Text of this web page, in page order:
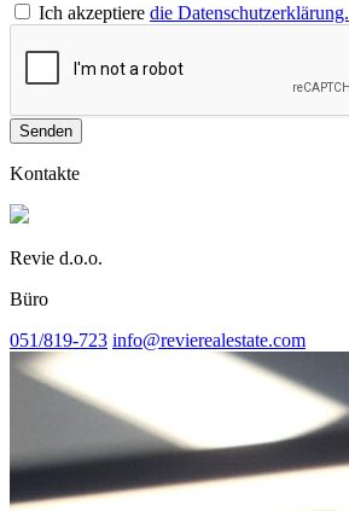
Ich akzeptiere die Datenschutzerklärung.
Senden
Kontakte
Revie d.o.o.
Büro
051/819-723 info@revierealestate.com